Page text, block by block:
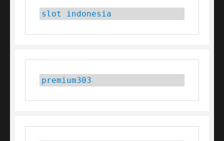
slot indonesia
premium303